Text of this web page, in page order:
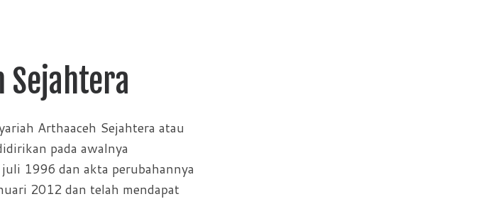
Sejahtera
Arthaaceh Sejahtera atau
pada awalnya
1996 dan akta perubahannya
2012 dan telah mendapat